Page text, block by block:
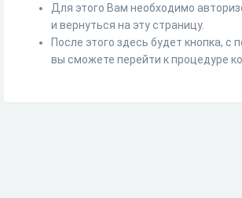
Для этого Вам необходимо
и вернуться на эту страницу.
После этого здесь будет кнопка, с
вы сможете перейти к процедуре